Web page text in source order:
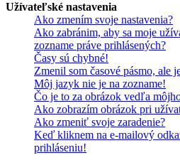
Užívateľské nastavenia
Ako zmením svoje nastavenia?
Ako zabránim, aby sa moje
zozname práve prihlásených?
Časy sú chybné!
Zmenil som časové pásmo, ale
Môj jazyk nie je na zozname!
Čo je to za obrázok vedľa
Ako zobrazím obrázok pri
Ako zmeniť svoje zaradenie?
Keď kliknem na e-mailový
prihláseniu!